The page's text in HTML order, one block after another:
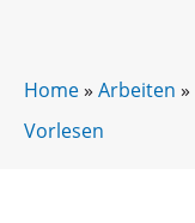
Home» Arbeiten »
Vorlesen